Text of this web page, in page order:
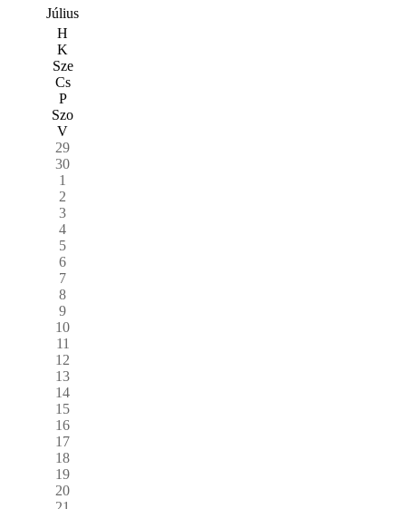
Július
H
K
Sze
Cs
P
Szo
V
29
30
1
2
3
4
5
6
7
8
9
10
11
12
13
14
15
16
17
18
19
20